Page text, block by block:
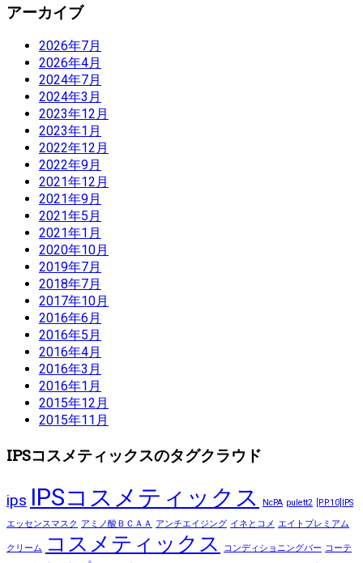
アーカイブ
2026年7月
2026年4月
2024年7月
2024年3月
2023年12月
2023年1月
2022年12月
2022年9月
2021年12月
2021年9月
2021年5月
2021年1月
2020年10月
2019年7月
2018年7月
2017年10月
2016年6月
2016年5月
2016年4月
2016年3月
2016年1月
2015年12月
2015年11月
IPSコスメティックスのタグクラウド
ips IPSコスメティックス NcPA pulett2 [P.P.10]IPS
エッセンスマスク アミノ酸ＢＣＡＡ アンチエイジング イネとコメ エイトプレミアム
クリーム コスメティックス コンディショニングバー コーテ